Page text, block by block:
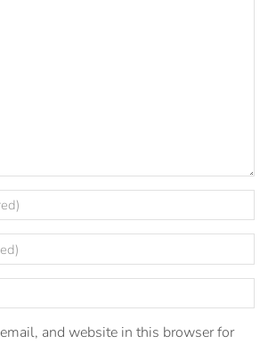
and website in this browser for